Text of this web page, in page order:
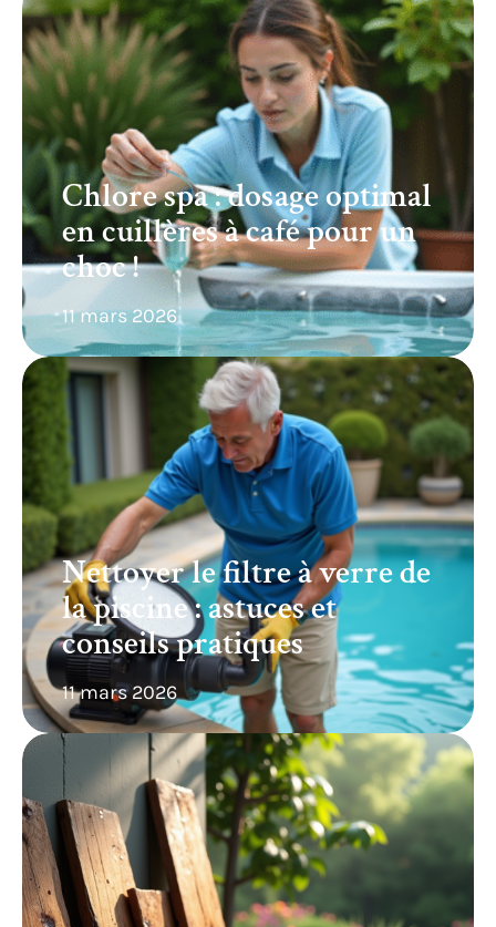
Chlore spa : dosage optimal
en cuillères à café pour un
choc !
11 mars 2026
Nettoyer le filtre à verre de
la piscine : astuces et
conseils pratiques
11 mars 2026